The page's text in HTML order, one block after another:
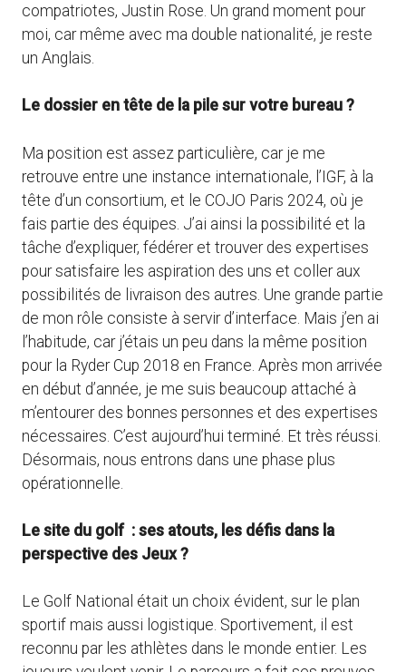
compatriotes, Justin Rose. Un grand moment pour
moi, car même avec ma double nationalité, je reste
un Anglais.
Le dossier en tête de la pile sur votre bureau ?
Ma position est assez particulière, car je me
retrouve entre une instance internationale, l’IGF, à la
tête d’un consortium, et le COJO Paris 2024, où je
fais partie des équipes. J’ai ainsi la possibilité et la
tâche d’expliquer, fédérer et trouver des expertises
pour satisfaire les aspiration des uns et coller aux
possibilités de livraison des autres. Une grande partie
de mon rôle consiste à servir d’interface. Mais j’en ai
l’habitude, car j’étais un peu dans la même position
pour la Ryder Cup 2018 en France. Après mon arrivée
en début d’année, je me suis beaucoup attaché à
m’entourer des bonnes personnes et des expertises
nécessaires. C’est aujourd’hui terminé. Et très réussi.
Désormais, nous entrons dans une phase plus
opérationnelle.
Le site du golf : ses atouts, les défis dans la
perspective des Jeux ?
Le Golf National était un choix évident, sur le plan
sportif mais aussi logistique. Sportivement, il est
reconnu par les athlètes dans le monde entier. Les